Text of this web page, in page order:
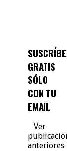
GRATIS
SÓLO
CON TU
EMAIL
Ver
anteriores